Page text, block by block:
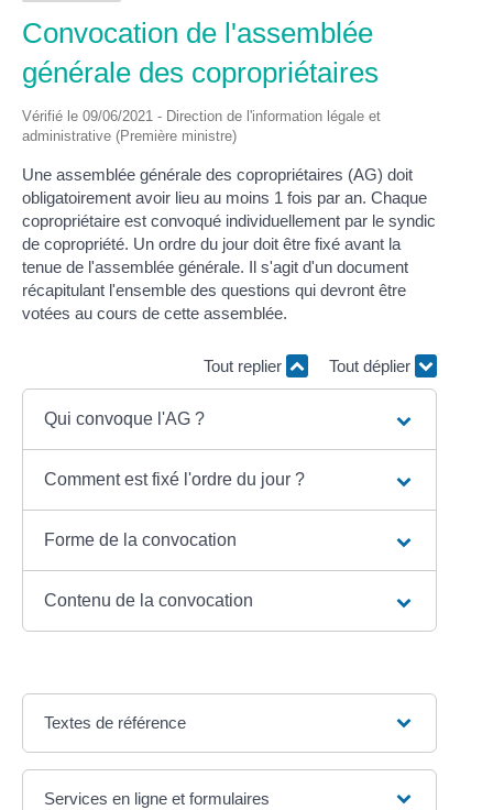
Convocation de l'assemblée
générale des copropriétaires
Vérifié le 09/06/2021 - Direction de l'information légale et
administrative (Première ministre)
Une assemblée générale des copropriétaires (AG) doit
obligatoirement avoir lieu au moins 1 fois par an. Chaque
copropriétaire est convoqué individuellement par le syndic
de copropriété. Un ordre du jour doit être fixé avant la
tenue de l'assemblée générale. Il s'agit d'un document
récapitulant l'ensemble des questions qui devront être
votées au cours de cette assemblée.
Tout replier Tout déplier
Qui convoque l'AG ?
Comment est fixé l'ordre du jour ?
Forme de la convocation
Contenu de la convocation
Textes de référence
Services en ligne et formulaires